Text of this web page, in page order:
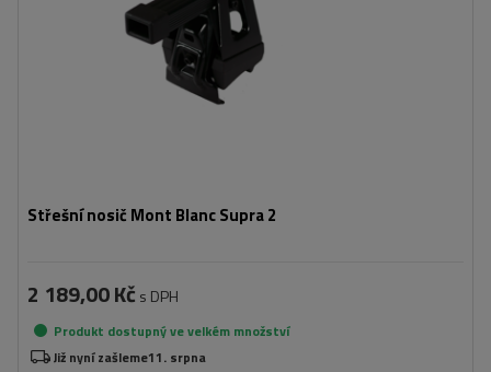
Střešní nosič Mont Blanc Supra 2
2 189,00 Kč s DPH
Produkt dostupný ve velkém množství
Již nyní zašleme11. srpna